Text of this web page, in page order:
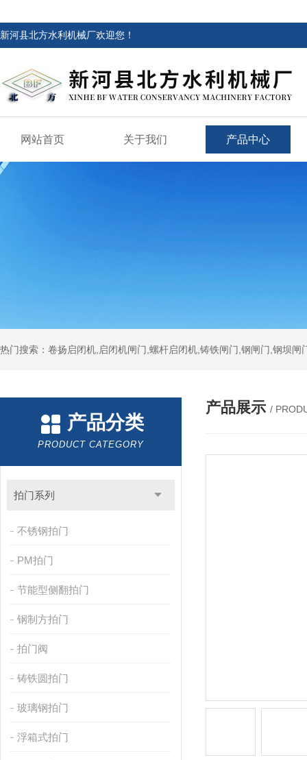
新河县北方水利机械厂欢迎您！
网站首页 关于我们 产品中心
热门搜索：卷扬启闭机,启闭机闸门,螺杆启闭机,铸铁闸门,钢闸门,钢坝
产品分类
PRODUCT CATEGORY
拍门系列
不锈钢拍门
PM拍门
节能型侧翻拍门
钢制方拍门
拍门阀
铸铁圆拍门
玻璃钢拍门
浮箱式拍门
产品展示 /